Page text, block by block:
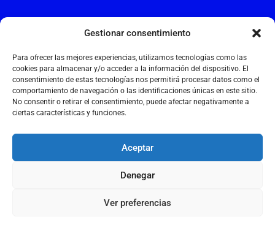
Gestionar consentimiento
Para ofrecer las mejores experiencias, utilizamos tecnologías como las
cookies para almacenar y/o acceder a la información del dispositivo. El
consentimiento de estas tecnologías nos permitirá procesar datos como el
comportamiento de navegación o las identificaciones únicas en este sitio.
No consentir o retirar el consentimiento, puede afectar negativamente a
ciertas características y funciones.
Aceptar
Denegar
Ver preferencias
o
p
Calle Cantir, 12 – Nave 7
Polígono Industrial Magarola
08292 Esparreguera – Barcelona
+34 934 397 038
info@maquinariainternacional.com
Política de privacidade